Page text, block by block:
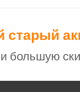
старый
большую